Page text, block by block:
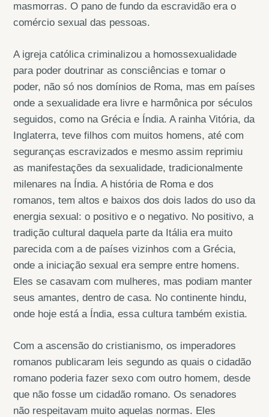
masmorras. O pano de fundo da escravidão era o
comércio sexual das pessoas.
A igreja católica criminalizou a homossexualidade
para poder doutrinar as consciências e tomar o
poder, não só nos domínios de Roma, mas em países
onde a sexualidade era livre e harmônica por séculos
seguidos, como na Grécia e Índia. A rainha Vitória, da
Inglaterra, teve filhos com muitos homens, até com
seguranças escravizados e mesmo assim reprimiu
as manifestações da sexualidade, tradicionalmente
milenares na Índia. A história de Roma e dos
romanos, tem altos e baixos dos dois lados do uso da
energia sexual: o positivo e o negativo. No positivo, a
tradição cultural daquela parte da Itália era muito
parecida com a de países vizinhos com a Grécia,
onde a iniciação sexual era sempre entre homens.
Eles se casavam com mulheres, mas podiam manter
seus amantes, dentro de casa. No continente hindu,
onde hoje está a Índia, essa cultura também existia.
Com a ascensão do cristianismo, os imperadores
romanos publicaram leis segundo as quais o cidadão
romano poderia fazer sexo com outro homem, desde
que não fosse um cidadão romano. Os senadores
não respeitavam muito aquelas normas. Eles